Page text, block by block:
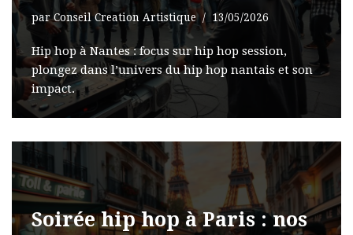
parConseil Creation Artistique 13/05/2026
Hip hop à Nantes : focus sur hip hop session,
plongez dans l’univers du hip hop nantais et son
impact.
Soirée hip hop à Paris : nos